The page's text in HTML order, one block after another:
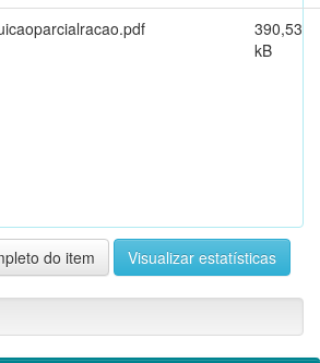
390,53
kB
do item Visualizar estatísticas